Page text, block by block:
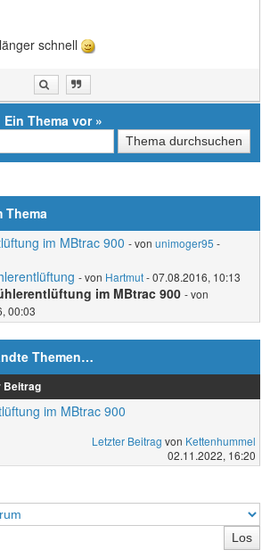
schnell
Ein Thema vor»
Thema
im MBtrac 900 - vonunimoger95 -
- von Hartmut- 07.08.2016, 10:13
im MBtrac 900 - von
00:03
Themen…
Beitrag
im MBtrac 900
Letzter Beitrag von Kettenhummel
02.11.2022, 16:20